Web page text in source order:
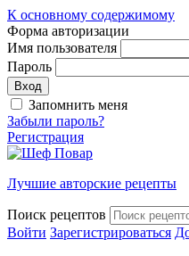
К основному содержимому
Форма авторизации
Имя пользователя
Пароль
Запомнить меня
Забыли пароль?
Регистрация
Лучшие авторские рецепты
Поиск рецептов
Войти Зарегистрироваться